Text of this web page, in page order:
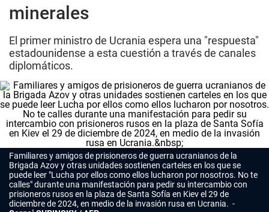
minerales
El primer ministro de Ucrania espera una "respuesta"
estadounidense a esta cuestión a través de canales
diplomáticos.
Familiares y amigos de prisioneros de guerra ucranianos de la
Brigada Azov y otras unidades sostienen carteles en los que se
puede leer "Lucha por ellos como ellos lucharon por nosotros. No te
calles" durante una manifestación para pedir su intercambio con
prisioneros rusos en la plaza de Santa Sofía en Kiev el 29 de
diciembre de 2024, en medio de la invasión rusa en Ucrania.